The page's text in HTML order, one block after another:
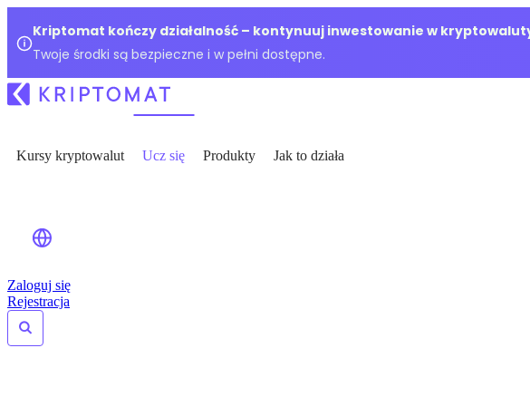
Kriptomat kończy działalność – kontynuuj inwestowanie w
Twoje środki są bezpieczne i w pełni dostępne.
Kursy kryptowalut Ucz się Produkty Jak to działa
Zaloguj się
Rejestracja